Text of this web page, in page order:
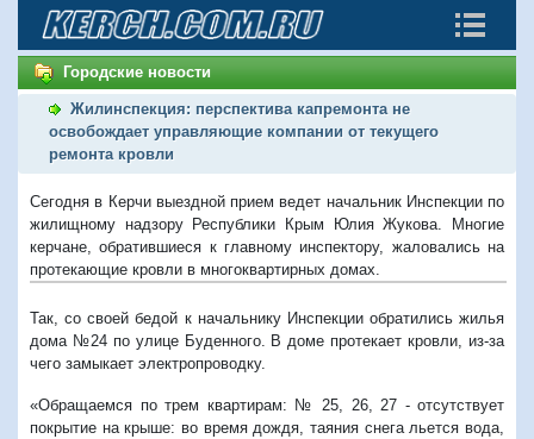
Городские новости
Жилинспекция: перспектива капремонта не
освобождает управляющие компании от текущего
ремонта кровли
Сегодня в Керчи выездной прием ведет начальник Инспекции по
жилищному надзору Республики Крым Юлия Жукова. Многие
керчане, обратившиеся к главному инспектору, жаловались на
протекающие кровли в многоквартирных домах.
Так, со своей бедой к начальнику Инспекции обратились жилья
дома №24 по улице Буденного. В доме протекает кровли, из-за
чего замыкает электропроводку.
«Обращаемся по трем квартирам: № 25, 26, 27 - отсутствует
покрытие на крыше: во время дождя, таяния снега льется вода,